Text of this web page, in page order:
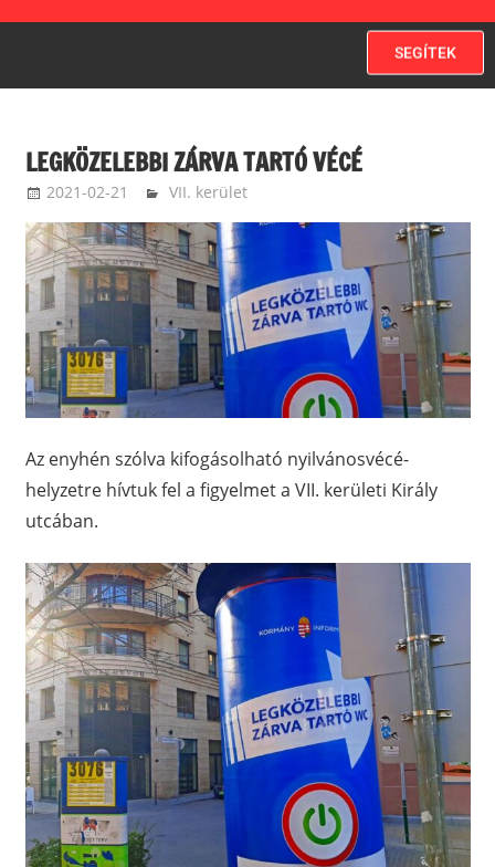
SEGÍTEK
LEGKÖZELEBBI ZÁRVA TARTÓ VÉCÉ
2021-02-21 terdikroland
VII. kerület
Az enyhén szólva kifogásolható nyilvánosvécé-
helyzetre hívtuk fel a figyelmet a VII. kerületi Király
utcában.